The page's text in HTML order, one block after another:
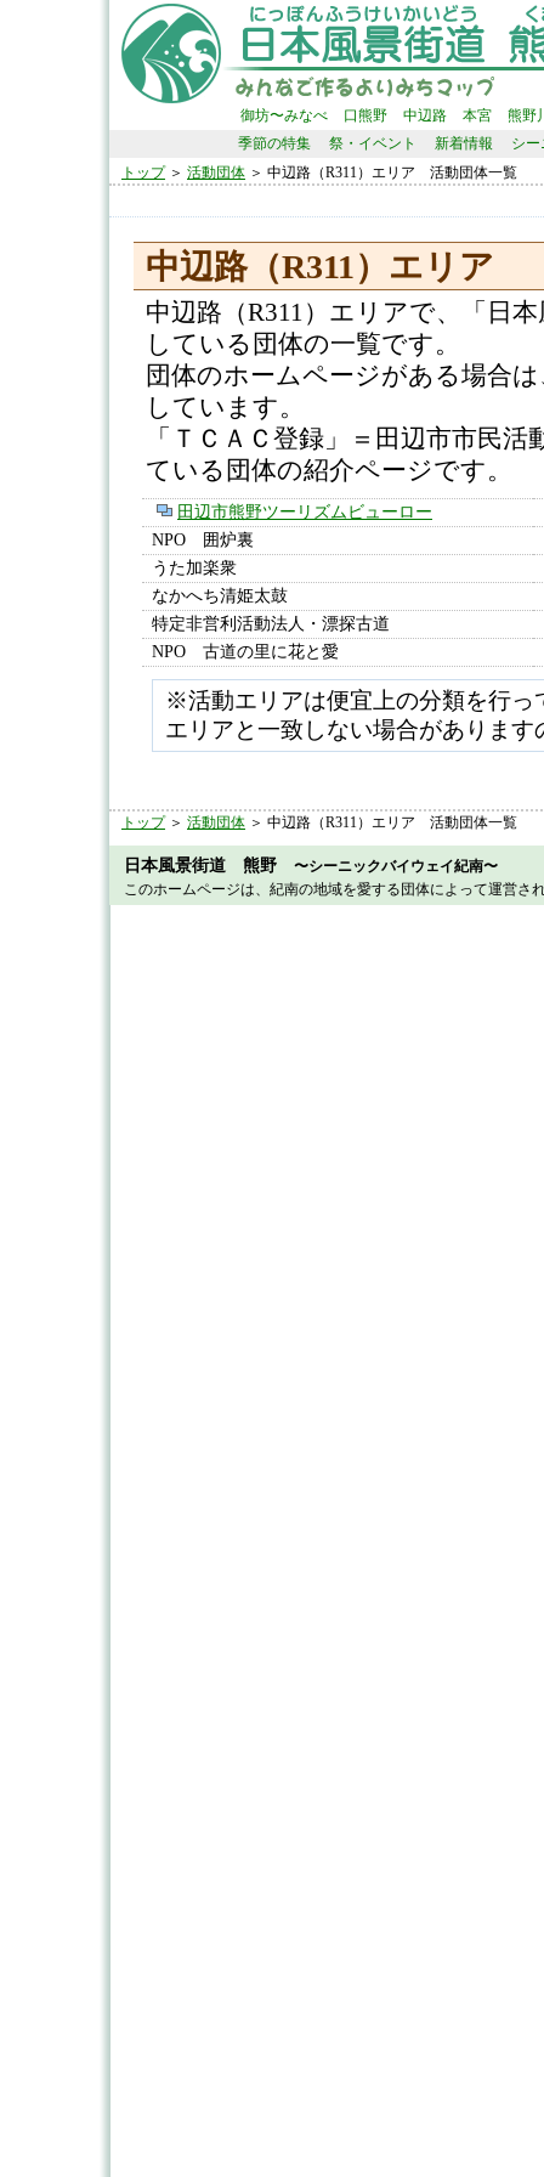
御坊〜みなべ 口熊野 中辺路 本宮
熊野
季節の特集
祭・イベント 新着情報
シ
トップ＞ 活動団体 ＞ 中辺路（R311）エリア 活動団体一覧
中辺路（R311）エリア
中辺路（R311）エリアで、「日
している団体の一覧です。
団体のホームページがある場合
しています。
「ＴＣＡＣ登録」＝田辺市市民
ている団体の紹介ページです。
田辺市熊野ツーリズムビューロー
NPO 囲炉裏
うた加楽衆
なかへち清姫太鼓
特定非営利活動法人・漂探古道
NPO 古道の里に花と愛
※活動エリアは便宜上の分類を行っ
エリアと一致しない場合がありま
トップ＞ 活動団体 ＞ 中辺路（R311）エリア 活動団体一覧
日本風景街道 熊野 〜シーニックバイウェイ紀南〜
このホームページは、紀南の地域を愛する団体によって運営さ